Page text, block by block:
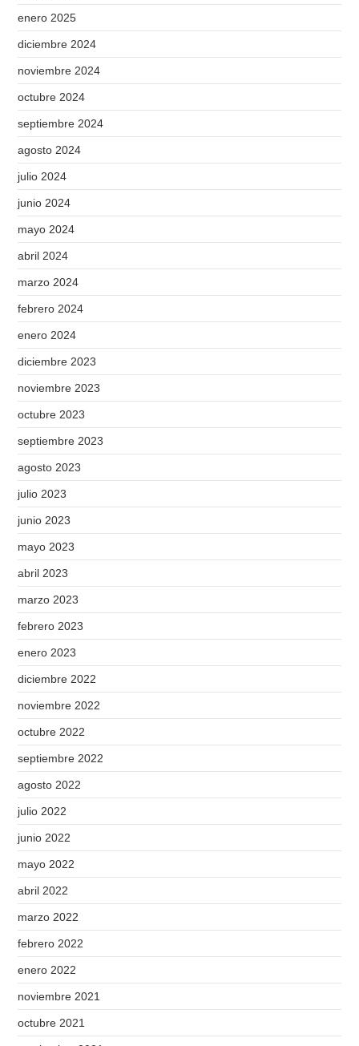
enero 2025
diciembre 2024
noviembre 2024
octubre 2024
septiembre 2024
agosto 2024
julio 2024
junio 2024
mayo 2024
abril 2024
marzo 2024
febrero 2024
enero 2024
diciembre 2023
noviembre 2023
octubre 2023
septiembre 2023
agosto 2023
julio 2023
junio 2023
mayo 2023
abril 2023
marzo 2023
febrero 2023
enero 2023
diciembre 2022
noviembre 2022
octubre 2022
septiembre 2022
agosto 2022
julio 2022
junio 2022
mayo 2022
abril 2022
marzo 2022
febrero 2022
enero 2022
noviembre 2021
octubre 2021